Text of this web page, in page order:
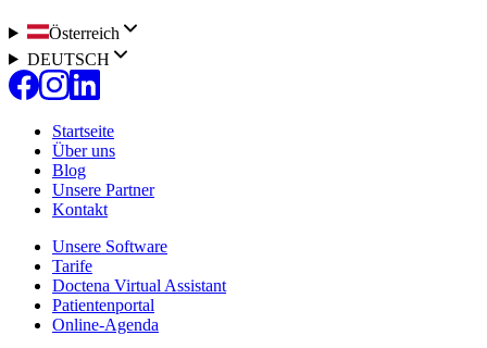
Österreich
DEUTSCH
Startseite
Über uns
Blog
Unsere Partner
Kontakt
Unsere Software
Tarife
Doctena Virtual Assistant
Patientenportal
Online-Agenda